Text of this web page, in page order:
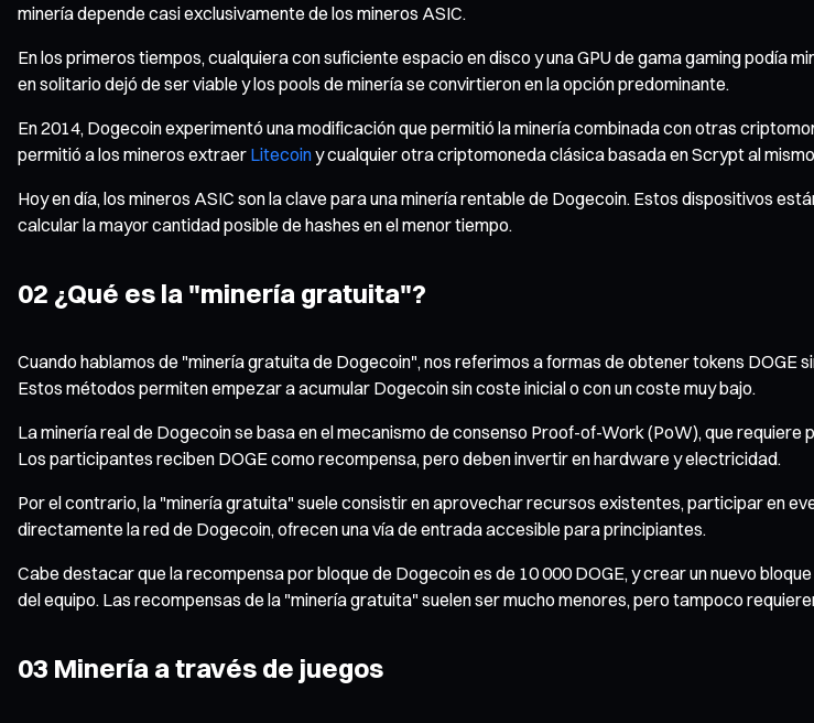
minería depende casi exclusivamente de los mineros ASIC.
En los primeros tiempos, cualquiera con suficiente espacio en disco y una GPU de gama gaming podía
en solitario dejó de ser viable y los pools de minería se convirtieron en la opción predominante.
En 2014, Dogecoin experimentó una modificación que permitió la minería combinada con otras
permitió a los mineros extraer Litecoiny cualquier otra criptomoneda clásica basada en Scrypt al
Hoy en día, los mineros ASIC son la clave para una minería rentable de Dogecoin. Estos dispositivos
calcular la mayor cantidad posible de hashes en el menor tiempo.
02 ¿Qué es la "minería gratuita"?
Cuando hablamos de "minería gratuita de Dogecoin", nos referimos a formas de obtener tokens
Estos métodos permiten empezar a acumular Dogecoin sin coste inicial o con un coste muy bajo.
La minería real de Dogecoin se basa en el mecanismo de consenso Proof-of-Work (PoW), que
Los participantes reciben DOGE como recompensa, pero deben invertir en hardware y electricidad.
Por el contrario, la "minería gratuita" suele consistir en aprovechar recursos existentes, participar en
directamente la red de Dogecoin, ofrecen una vía de entrada accesible para principiantes.
Cabe destacar que la recompensa por bloque de Dogecoin es de 10 000 DOGE, y crear un nuevo
del equipo. Las recompensas de la "minería gratuita" suelen ser mucho menores, pero tampoco
03 Minería a través de juegos